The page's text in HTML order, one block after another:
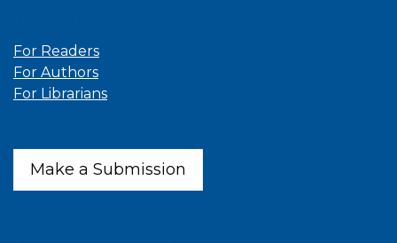
For Readers
For Authors
For Librarians
Make a Submission